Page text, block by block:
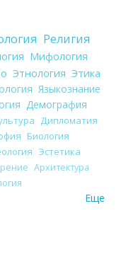
Религия
Мифология
Этнология Этика
Языкознание
Демография
Дипломатия
Биология
Эстетика
Архитектура
Еще